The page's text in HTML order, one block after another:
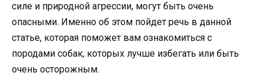
силе и природной агрессии, могут быть очень
опасными. Именно об этом пойдет речь в данной
статье, которая поможет вам ознакомиться с
породами собак, которых лучше избегать или быть
очень осторожным.